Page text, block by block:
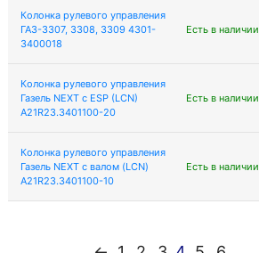
Колонка рулевого управления
ГАЗ-3307, 3308, 3309 4301-
3400018
Есть в наличии
Колонка рулевого управления
Газель NEXT с ESP (LCN)
A21R23.3401100-20
Есть в наличии
Колонка рулевого управления
Газель NEXT с валом (LCN)
A21R23.3401100-10
Есть в наличии